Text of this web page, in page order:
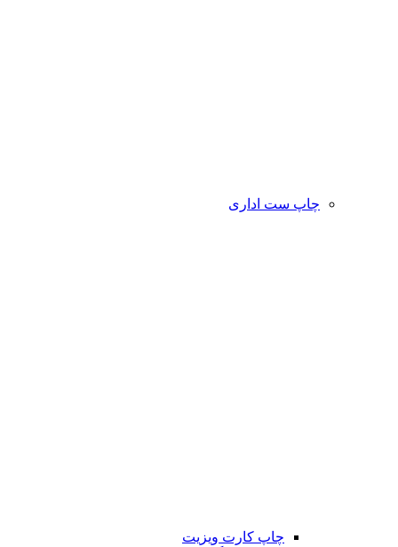
چاپ ست اداری
چاپ کارت ویزیت